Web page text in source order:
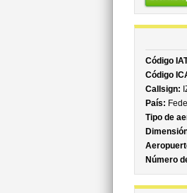
Código
Código
Callsign:
País:
Tipo de
Número